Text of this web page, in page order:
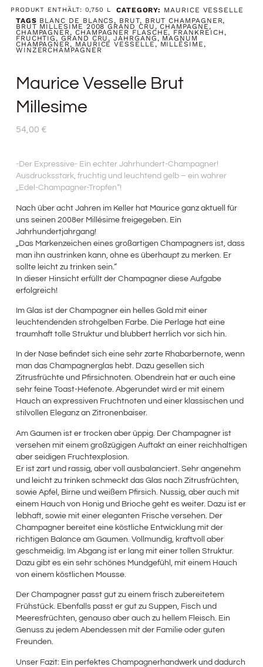
PRODUKT ENTHÄLT: 0,750 L CATEGORY: MAURICE VESSELLE
TAGS BLANC DE BLANCS, BRUT, BRUT CHAMPAGNER,
BRUT MILLESIME 2008 GRAND CRU,CHAMPAGNE,
CHAMPAGNER, CHAMPAGNER FLASCHE, FRANKREICH,
FRUCHTIG,GRAND CRU,JAHRGANG, MAGNUM
CHAMPAGNER, MAURICE VESSELLE, MILLÉSIME,
WINZERCHAMPAGNER
Maurice Vesselle Brut
Millesime
54,00 €
-Der Expressive- Ein echter Jahrhundert-Champagner!
Ausdrucksstark, fruchtig und leuchtend gelb – ein wahrer
„Edel-Champagner-Tropfen“!
Nach über acht Jahren im Keller hat Maurice ganz aktuell für
uns seinen 2008er Millésime freigegeben. Ein
Jahrhundertjahrgang!
„Das Markenzeichen eines großartigen Champagners ist, dass
man ihn austrinken kann, ohne es überhaupt zu merken. Er
sollte leicht zu trinken sein.“
In dieser Hinsicht erfüllt der Champagner diese Aufgabe
erfolgreich!
Im Glas ist der Champagner ein helles Gold mit einer
leuchtendenden strohgelben Farbe. Die Perlage hat eine
traumhaft tolle Struktur und blubbert herrlich vor sich hin.
In der Nase befindet sich eine sehr zarte Rhabarbernote, wenn
man das Champagnerglas hebt. Dazu gesellen sich
Zitrusfrüchte und Pfirsichnoten. Obendrein hat er auch eine
sehr feine Toast-Hefenote. Abgerundet wird er mit einem
Hauch an expressiven Fruchtnoten und einer klassischen und
stilvollen Eleganz an Zitronenbaiser.
Am Gaumen ist er trocken aber üppig. Der Champagner ist
versehen mit einem großzügigen Auftakt an einer reichhaltigen
aber seidigen Fruchtexplosion.
Er ist zart und rassig, aber voll ausbalanciert. Sehr angenehm
und leicht zu trinken schmeckt das Glas nach Zitrusfrüchten,
sowie Apfel, Birne und weißem Pfirsich. Nussig, aber auch mit
einem Hauch von Honig und Brioche geht es weiter. Dazu ist er
lebhaft, sowie mit einer eleganten Frische versehen. Der
Champagner bereitet eine köstliche Entwicklung mit der
richtigen Balance am Gaumen. Vollmundig, kraftvoll aber
geschmeidig. Im Abgang ist er lang mit einer tollen Struktur.
Dazu gibt es ein sehr schönes Mundgefühl, mit einem Hauch
von einem köstlichen Mousse.
Der Champagner passt gut zu einem frisch zubereitetem
Frühstück. Ebenfalls passt er gut zu Suppen, Fisch und
Meeresfrüchten, genauso aber auch zu hellem Fleisch. Ein
Genuss zu jedem Abendessen mit der Familie oder guten
Freunden.
Unser Fazit: Ein perfektes Champagnerhandwerk und dadurch